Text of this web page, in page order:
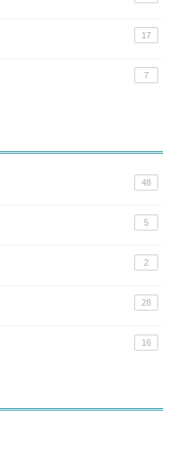
17
7
48
5
2
28
16